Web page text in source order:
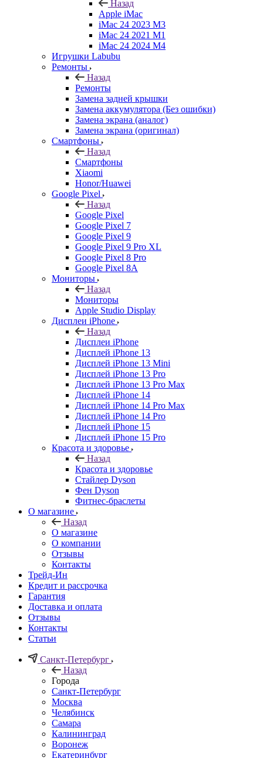
Назад
Apple iMac
iMac 24 2023 M3
iMac 24 2021 M1
iMac 24 2024 M4
Игрушки Labubu
Ремонты
Назад
Ремонты
Замена задней крышки
Замена аккумулятора (Без ошибки)
Замена экрана (аналог)
Замена экрана (оригинал)
Смартфоны
Назад
Смартфоны
Xiaomi
Honor/Huawei
Google Pixel
Назад
Google Pixel
Google Pixel 7
Google Pixel 9
Google Pixel 9 Pro XL
Google Pixel 8 Pro
Google Pixel 8A
Мониторы
Назад
Мониторы
Apple Studio Display
Дисплеи iPhone
Назад
Дисплеи iPhone
Дисплей iPhone 13
Дисплей iPhone 13 Mini
Дисплей iPhone 13 Pro
Дисплей iPhone 13 Pro Max
Дисплей iPhone 14
Дисплей iPhone 14 Pro Max
Дисплей iPhone 14 Pro
Дисплей iPhone 15
Дисплей iPhone 15 Pro
Красота и здоровье
Назад
Красота и здоровье
Стайлер Dyson
Фен Dyson
Фитнес-браслеты
О магазине
Назад
О магазине
О компании
Отзывы
Контакты
Трейд-Ин
Кредит и рассрочка
Гарантия
Доставка и оплата
Отзывы
Контакты
Статьи
Санкт-Петербург
Назад
Города
Санкт-Петербург
Москва
Челябинск
Самара
Калининград
Воронеж
Екатеринбург